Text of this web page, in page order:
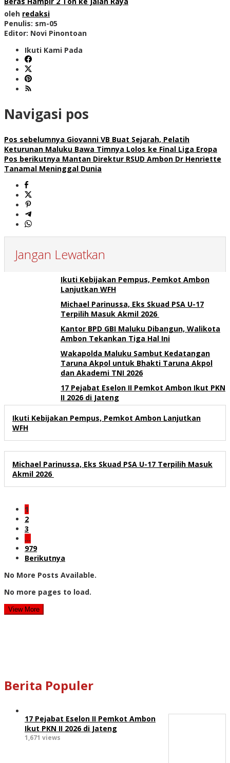
oleh redaksi
Penulis: sm-05
Editor: Novi Pinontoan
Ikuti Kami Pada
Navigasi pos
Pos sebelumnya Giovanni VB Buat Sejarah, Pelatih
Keturunan Maluku Bawa Timnya Lolos ke Final Liga Eropa
Pos berikutnya Mantan Direktur RSUD Ambon Dr Henriette
Tanamal Meninggal Dunia
Jangan Lewatkan
Ikuti Kebijakan Pempus, Pemkot Ambon
Lanjutkan WFH
Michael Parinussa, Eks Skuad PSA U-17
Terpilih Masuk Akmil 2026
Kantor BPD GBI Maluku Dibangun, Walikota
Ambon Tekankan Tiga Hal Ini
Wakapolda Maluku Sambut Kedatangan
Taruna Akpol untuk Bhakti Taruna Akpol
dan Akademi TNI 2026
17 Pejabat Eselon II Pemkot Ambon Ikut PKN
II 2026 di Jateng
Ikuti Kebijakan Pempus, Pemkot Ambon Lanjutkan
WFH
Michael Parinussa, Eks Skuad PSA U-17 Terpilih Masuk
Akmil 2026
1
2
3
…
979
Berikutnya
No More Posts Available.
No more pages to load.
View More
Berita Populer
17 Pejabat Eselon II Pemkot Ambon
Ikut PKN II 2026 di Jateng
1,671 views